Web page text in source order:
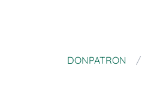
DONPATRON